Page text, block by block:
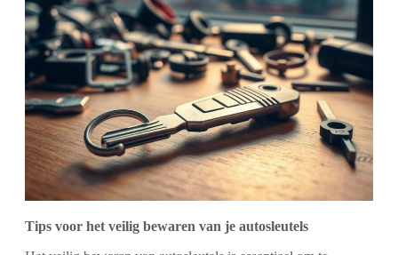
Tips voor het veilig bewaren van je autosleutels